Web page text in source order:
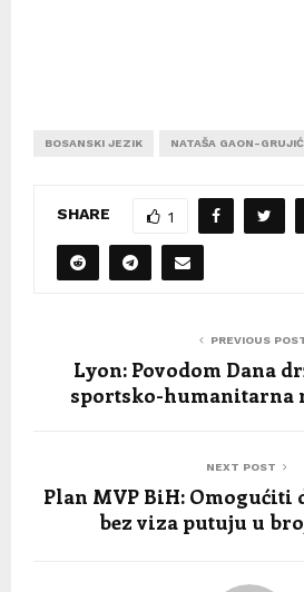
BOSANSKI JEZIK NATAŠA GAON-GRUJIĆ
SHARE 1
PREVIOUS
Lyon: Povodom Dana
sportsko-humanitarna
NEXT POST
Plan MVP BiH: Omogućiti
bez viza putuju u